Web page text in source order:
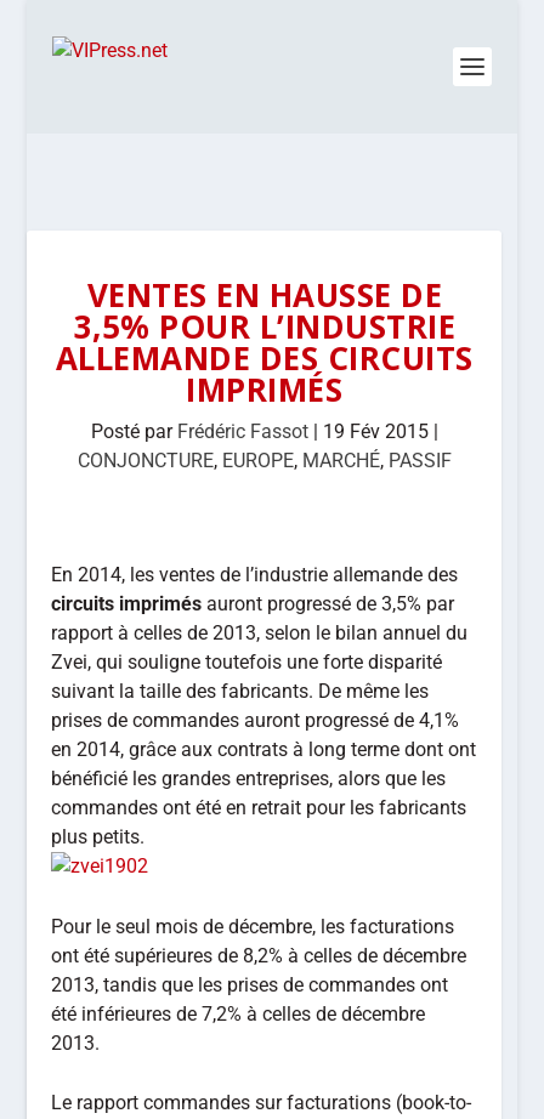
VENTES EN HAUSSE DE
3,5% POUR L’INDUSTRIE
ALLEMANDE DES CIRCUITS
IMPRIMÉS
Posté par Frédéric Fassot| 19 Fév 2015|
CONJONCTURE, EUROPE, MARCHÉ, PASSIF
En 2014, les ventes de l’industrie allemande des
circuits imprimés auront progressé de 3,5% par
rapport à celles de 2013, selon le bilan annuel du
Zvei, qui souligne toutefois une forte disparité
suivant la taille des fabricants. De même les
prises de commandes auront progressé de 4,1%
en 2014, grâce aux contrats à long terme dont ont
bénéficié les grandes entreprises, alors que les
commandes ont été en retrait pour les fabricants
plus petits.
Pour le seul mois de décembre, les facturations
ont été supérieures de 8,2% à celles de décembre
2013, tandis que les prises de commandes ont
été inférieures de 7,2% à celles de décembre
2013.
Le rapport commandes sur facturations (book-to-